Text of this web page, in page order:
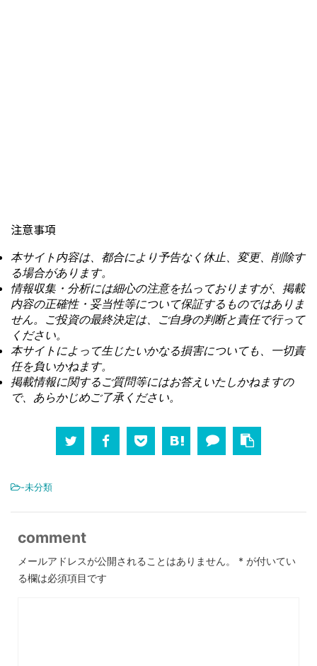
注意事項
本サイト内容は、都合により予告なく休止、変更、削除す
る場合があります。
情報収集・分析には細心の注意を払っておりますが、掲載
内容の正確性・妥当性等について保証するものではありま
せん。ご投資の最終決定は、ご自身の判断と責任で行って
ください。
本サイトによって生じたいかなる損害についても、一切責
任を負いかねます。
掲載情報に関するご質問等にはお答えいたしかねますの
で、あらかじめご了承ください。
-未分類
comment
メールアドレスが公開されることはありません。 * が付いてい
る欄は必須項目です